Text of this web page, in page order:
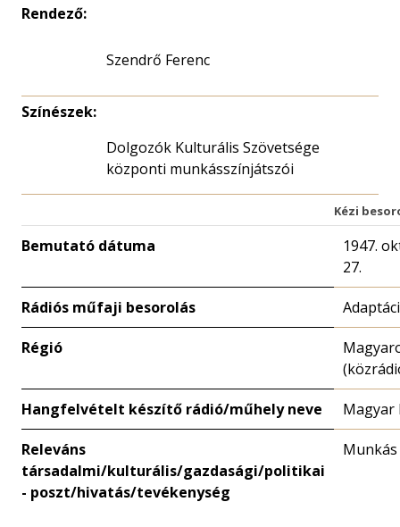
Rendező:
Szendrő Ferenc
Színészek:
Dolgozók Kulturális Szövetsége
központi munkásszínjátszói
Kézi
Bemutató dátuma
1947.
27.
Rádiós műfaji besorolás
Régió
Hangfelvételt készítő rádió/műhely neve Magyar
Releváns
társadalmi/kulturális/gazdasági/politikai
- poszt/hivatás/tevékenység
Munkás